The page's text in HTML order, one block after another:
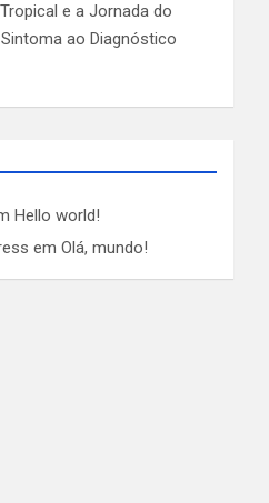
e a Jornada do
ao Diagnóstico
Hello world!
emOlá, mundo!